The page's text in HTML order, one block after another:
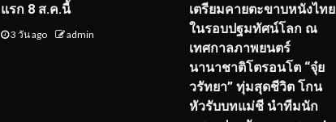
แรก 8 ส.ค.นี้
3 วัน ago admin
เตรียมคายตะขาบหนังไทย
ในรอบปฐมทัศน์โลก ณ
เทศกาลภาพยนตร์
นานาชาติโตรอนโต “จุ๋ย
วรัทยา” ทุ่มสุดชีวิต โกน
หัวรับบทแม่ชี นำทีมนัก